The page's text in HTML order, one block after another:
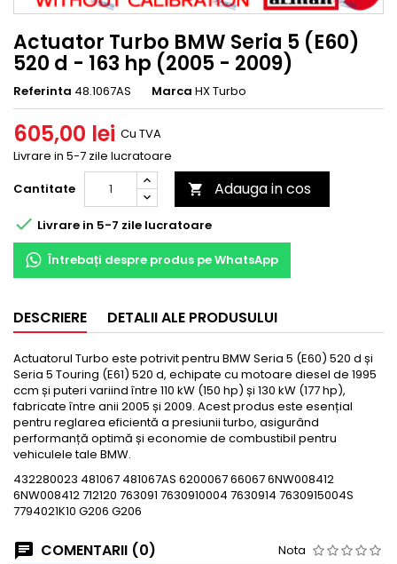
Actuator Turbo BMW Seria 5 (E60)
520 d - 163 hp (2005 - 2009)
Referinta 48.1067AS Marca HX Turbo
605,00 lei Cu TVA
Livrare in 5-7 zile lucratoare
Cantitate
 Adauga in cos
 Livrare in 5-7 zile lucratoare
Întrebați despre produs pe WhatsApp
DESCRIERE DETALII ALE PRODUSULUI
Actuatorul Turbo este potrivit pentru BMW Seria 5 (E60) 520 d și
Seria 5 Touring (E61) 520 d, echipate cu motoare diesel de 1995
ccm și puteri variind între 110 kW (150 hp) și 130 kW (177 hp),
fabricate între anii 2005 și 2009. Acest produs este esențial
pentru reglarea eficientă a presiunii turbo, asigurând
performanță optimă și economie de combustibil pentru
vehiculele tale BMW.
432280023 481067 481067AS 6200067 66067 6NW008412
6NW008412 712120 763091 7630910004 7630914 7630915004S
7794021K10 G206 G206
COMENTARII (0) Nota